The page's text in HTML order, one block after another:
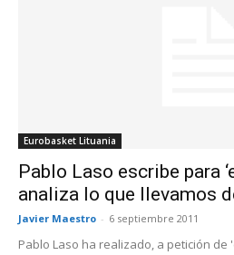
Eurobasket Lituania
Pablo Laso escribe para
analiza lo que llevamos
Javier Maestro - 6 septiembre 2011
Pablo Laso ha realizado, a petición